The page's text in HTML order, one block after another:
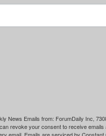
News Emails from: ForumDaily Inc,
revoke your consent to receive emails
email. Emails are serviced by Constant